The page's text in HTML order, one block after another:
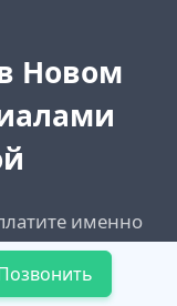
Новом
именно
Наши цены